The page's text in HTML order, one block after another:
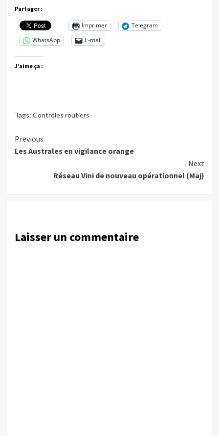
Partager :
Imprimer
Telegram
WhatsApp
E-mail
J’aime ça :
Tags: Contrôles routiers
Continue
Reading
Previous
Les Australes en vigilance orange
Next
Réseau Vini de nouveau opérationnel (Maj)
Laisser un commentaire